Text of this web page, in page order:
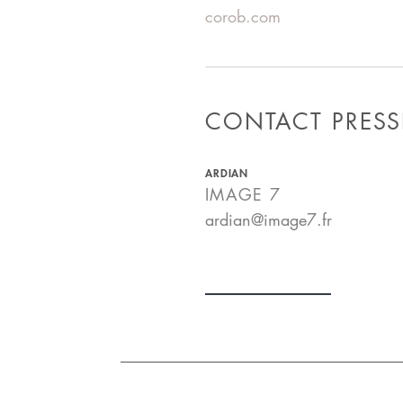
corob.com
CONTACT
ARDIAN
IMAGE 7
ardian@image7.fr